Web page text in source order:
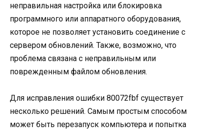
неправильная настройка или блокировка
программного или аппаратного оборудования,
которое не позволяет установить соединение с
сервером обновлений. Также, возможно, что
проблема связана с неправильным или
поврежденным файлом обновления.
Для исправления ошибки 80072fbf существует
несколько решений. Самым простым способом
может быть перезапуск компьютера и попытка